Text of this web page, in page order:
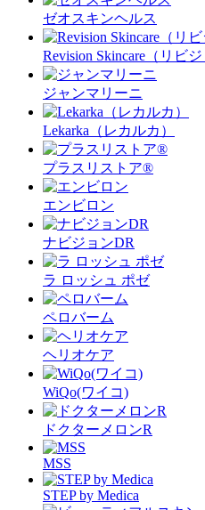
ゼオスキンヘルス
Revision Skincare（リビジ
ジャンマリーニ
Lekarka（レカルカ）
プラスリストア®︎
エンビロン
ナビジョンDR
ラ ロッシュ ポゼ
ペロバーム
ヘリオケア
WiQo(ワイコ)
ドクターメロンR
MSS
STEP by Medica